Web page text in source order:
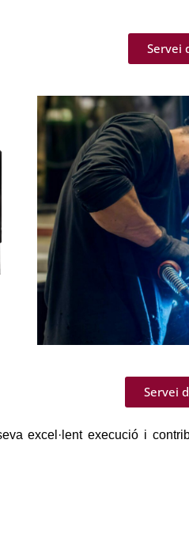
Servei
Servei
excel·lent execució i